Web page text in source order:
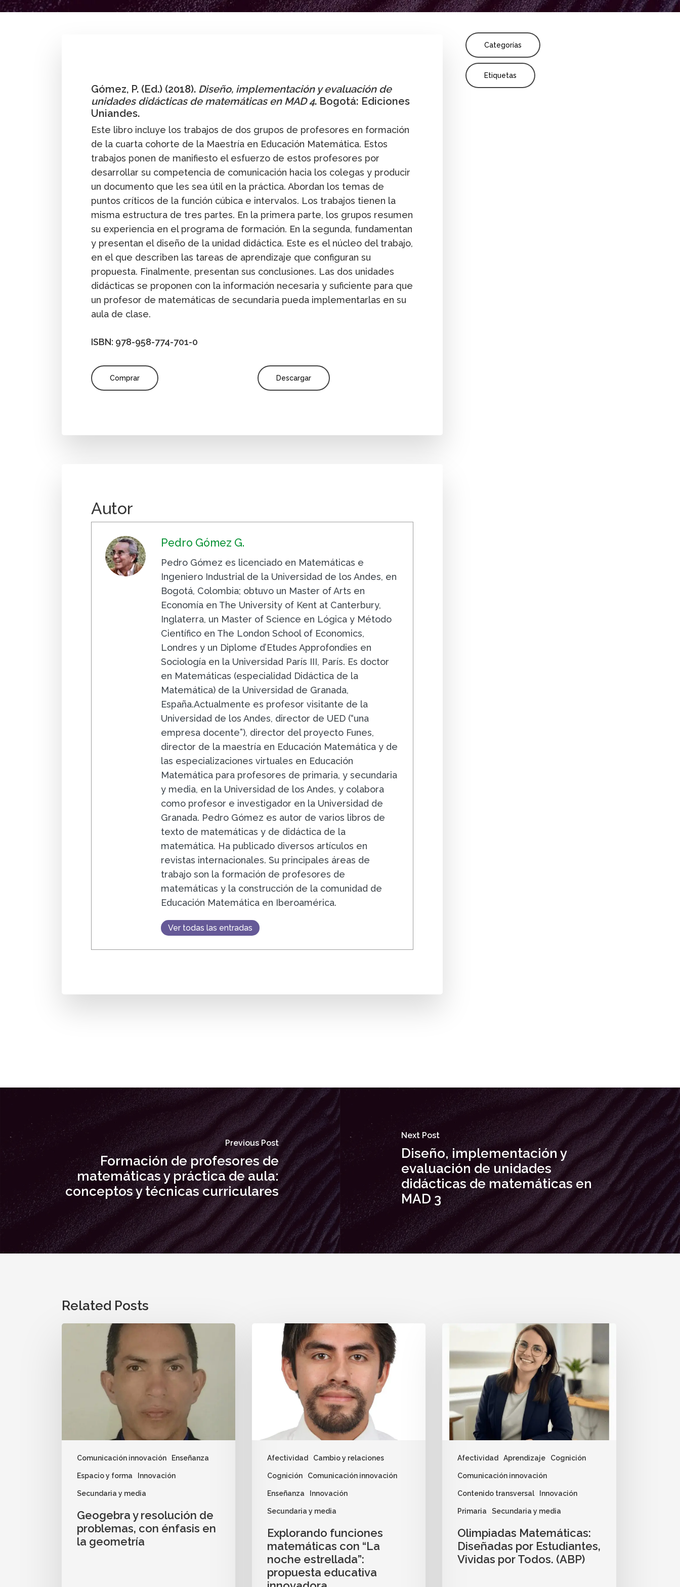
Gómez, P. (Ed.) (2018). Diseño, implementación y evaluación de
unidades didácticas de matemáticas en MAD 4. Bogotá: Ediciones
Uniandes.
Este libro incluye los trabajos de dos grupos de profesores en formación
de la cuarta cohorte de la Maestría en Educación Matemática. Estos
trabajos ponen de manifiesto el esfuerzo de estos profesores por
desarrollar su competencia de comunicación hacia los colegas y producir
un documento que les sea útil en la práctica. Abordan los temas de
puntos críticos de la función cúbica e intervalos. Los trabajos tienen la
misma estructura de tres partes. En la primera parte, los grupos resumen
su experiencia en el programa de formación. En la segunda, fundamentan
y presentan el diseño de la unidad didáctica. Este es el núcleo del trabajo,
en el que describen las tareas de aprendizaje que configuran su
propuesta. Finalmente, presentan sus conclusiones. Las dos unidades
didácticas se proponen con la información necesaria y suficiente para que
un profesor de matemáticas de secundaria pueda implementarlas en su
aula de clase.
ISBN: 978-958-774-701-0
Comprar Descargar
Autor
Pedro Gómez G.
Pedro Gómez es licenciado en Matemáticas e
Ingeniero Industrial de la Universidad de los Andes, en
Bogotá, Colombia; obtuvo un Master of Arts en
Economía en The University of Kent at Canterbury,
Inglaterra, un Master of Science en Lógica y Método
Científico en The London School of Economics,
Londres y un Diplome d’Etudes Approfondies en
Sociología en la Universidad París III, París. Es doctor
en Matemáticas (especialidad Didáctica de la
Matemática) de la Universidad de Granada,
España.Actualmente es profesor visitante de la
Universidad de los Andes, director de UED (“una
empresa docente”), director del proyecto Funes,
director de la maestría en Educación Matemática y de
las especializaciones virtuales en Educación
Matemática para profesores de primaria, y secundaria
y media, en la Universidad de los Andes, y colabora
como profesor e investigador en la Universidad de
Granada. Pedro Gómez es autor de varios libros de
texto de matemáticas y de didáctica de la
matemática. Ha publicado diversos artículos en
revistas internacionales. Su principales áreas de
trabajo son la formación de profesores de
matemáticas y la construcción de la comunidad de
Educación Matemática en Iberoamérica.
Ver todas las entradas
Categorías
Etiquetas
Previous Post
Formación de profesores de
matemáticas y práctica de aula:
conceptos y técnicas curriculares
Next Post
Diseño, implementación y
evaluación de unidades
didácticas de matemáticas en
MAD 3
Related Posts
Comunicación innovación Enseñanza
Espacio y forma Innovación
Secundaria y media
Geogebra y resolución de
problemas, con énfasis en
la geometría
Afectividad Cambio y relaciones
Cognición Comunicación innovación
Enseñanza Innovación
Secundaria y media
Explorando funciones
matemáticas con “La
noche estrellada”:
propuesta educativa
Afectividad Aprendizaje Cognición
Comunicación innovación
Contenido transversal Innovación
Primaria Secundaria y media
Olimpiadas Matemáticas:
Diseñadas por Estudiantes,
Vividas por Todos. (ABP)